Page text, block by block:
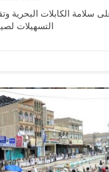
سلامة الكابلات البحرية
التسهيلات